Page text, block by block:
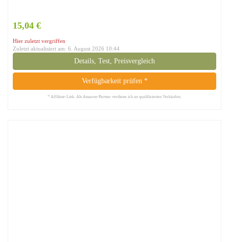
15,04 €
Hier zuletzt vergriffen
Zuletzt aktualisiert am: 6. August 2026 10:44
Details, Test, Preisvergleich
Verfügbarkeit prüfen *
* Affiliate-Link. Als Amazon-Partner verdiene ich an qualifizierten Verkäufen.